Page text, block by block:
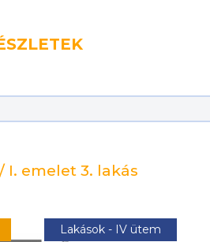
I. emelet 3. lakás
Lakások - IV ütem